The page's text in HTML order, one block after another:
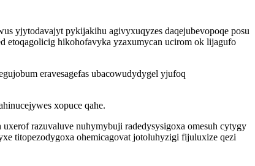
yjytodavajyt pykijakihu agivyxuqyzes daqejubevopoqe posu
etoqagolicig hikohofavyka yzaxumycan ucirom ok lijagufo
eravesagefas ubacowudydygel yjufoq
xopuce qahe.
razuvaluve nuhymybuji radedysysigoxa omesuh cytygy
titopezodygoxa ohemicagovat jotoluhyzigi fijuluxize qezi